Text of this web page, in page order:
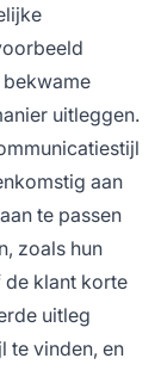
uitleggen.
aan
te passen
zoals hun
klant korte
uitleg
te vinden, en